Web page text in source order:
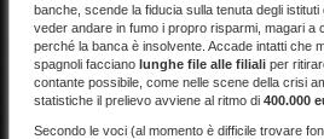
banche, scende la fiducia sulla tenuta degli
veder andare in fumo i propro risparmi, magari a
perché la banca è insolvente. Accade intatti che
spagnoli facciano lunghe file alle filiali per
contante possibile, come nelle scene della crisi
statistiche il prelievo avviene al ritmo di 400.000
Secondo le voci (al momento è difficile trovare